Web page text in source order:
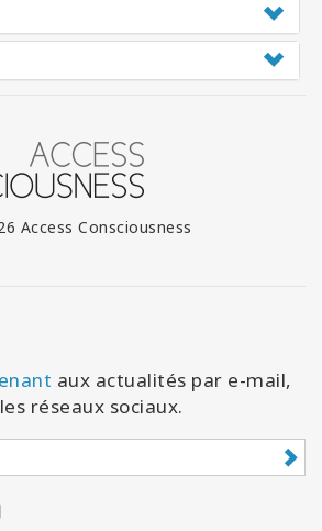
Access Consciousness
aux actualités par e-mail,
réseaux sociaux.